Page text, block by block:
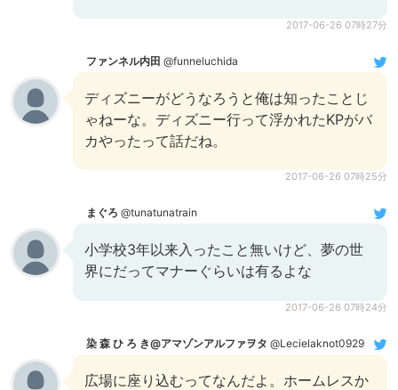
2017-06-26 07時27分
ファンネル内田 @funneluchida
ディズニーがどうなろうと俺は知ったことじ
ゃねーな。ディズニー行って浮かれたKPがバ
カやったって話だね。
2017-06-26 07時25分
まぐろ @tunatunatrain
小学校3年以来入ったこと無いけど、夢の世
界にだってマナーぐらいは有るよな
2017-06-26 07時24分
染 森 ひ ろ き@アマゾンアルファヲタ @Lecielaknot0929
広場に座り込むってなんだよ。ホームレスか